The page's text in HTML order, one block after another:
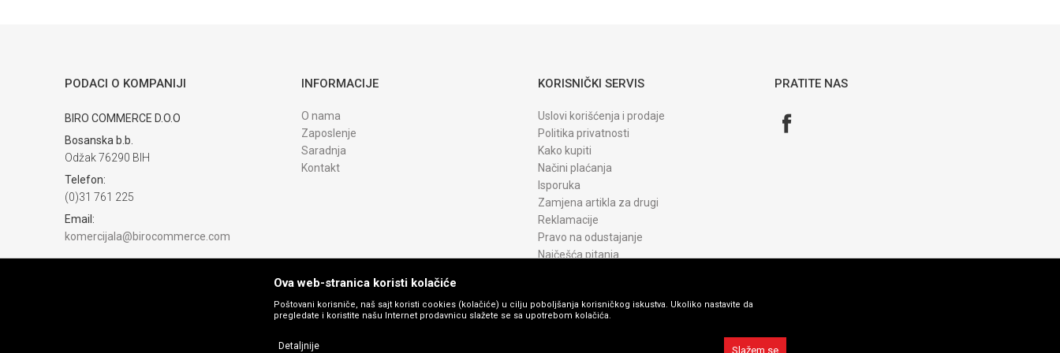
PODACI O KOMPANIJI
BIRO COMMERCE D.O.O
Bosanska b.b.
Odžak 76290 BIH
Telefon:
(0)31 761 225
Email:
komercijala@birocommerce.com
INFORMACIJE
O nama
Zaposlenje
Saradnja
Kontakt
KORISNIČKI SERVIS
Uslovi korišćenja i prodaje
Politika privatnosti
Kako kupiti
Načini plaćanja
Isporuka
Zamjena artikla za drugi
Reklamacije
Pravo na odustajanje
Najčešća pitanja
PRATITE NAS
Ova web-stranica koristi kolačiće
Poštovani korisniče, naš sajt koristi cookies (kolačiće) u cilju poboljšanja korisničkog iskustva. Ukoliko nastavite da
pregledate i koristite našu Internet prodavnicu slažete se sa upotrebom kolačića.
Detaljnije Slažem se